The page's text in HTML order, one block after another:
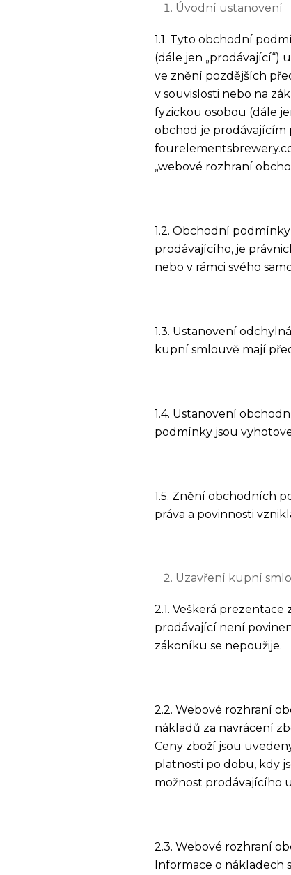
Úvodní ustanovení
1.1. Tyto obchodní
(dále jen „prodávající“)
ve znění pozdějších
v souvislosti nebo na
fyzickou osobou (dále
obchod je prodávajícím
„webové rozhraní
1.2. Obchodní
prodávajícího, je
nebo v rámci svého
1.3. Ustanovení
kupní smlouvě mají
1.4. Ustanovení
podmínky jsou
1.5. Znění obchodních
práva a povinnosti
Uzavření kupní
2.1. Veškerá
prodávající není
zákoníku se nepoužije.
2.2. Webové rozhraní
nákladů za navrácení
Ceny zboží jsou
platnosti po dobu, kdy
možnost prodávajícího
2.3. Webové rozhraní
Informace o nákladech